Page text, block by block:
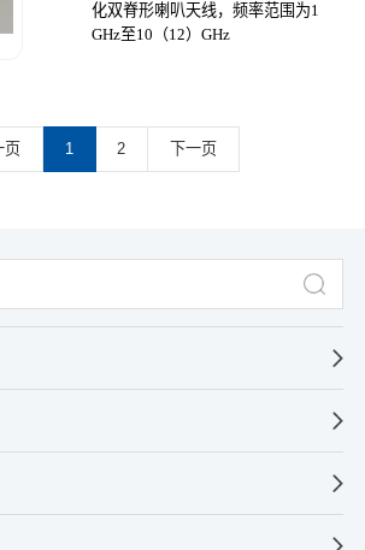
化双脊形喇叭天线，频率范围为1
GHz至10（12）GHz
页 1 2 下一页